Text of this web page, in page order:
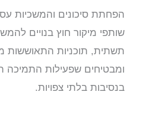
הפחתת סיכונים והמשכיות
שותפי מיקור חוץ בנויים
תשתית, תוכניות התאוששות
ומבטיחים שפעילות
בנסיבות בלתי צפויות.